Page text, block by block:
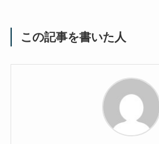
この記事を書いた人